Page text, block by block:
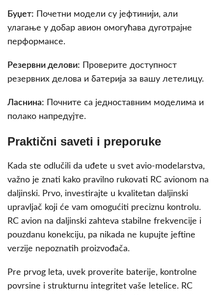
Буџет: Почетни модели су јефтинији, али
улагање у добар авион омогућава дуготрајне
перформансе.
Резервни делови: Проверите доступност
резервних делова и батерија за вашу летелицу.
Ласнина: Почните са једноставним моделима и
полако напредујте.
Praktični saveti i preporuke
Kada ste odlučili da uđete u svet avio-modelarstva,
važno je znati kako pravilno rukovati RC avionom na
daljinski. Prvo, investirajte u kvalitetan daljinski
upravljač koji će vam omogućiti preciznu kontrolu.
RC avion na daljinski zahteva stabilne frekvencije i
pouzdanu konekciju, pa nikada ne kupujte jeftine
verzije nepoznatih proizvođača.
Pre prvog leta, uvek proverite baterije, kontrolne
povrsine i strukturnu integritet vaše letelice. RC